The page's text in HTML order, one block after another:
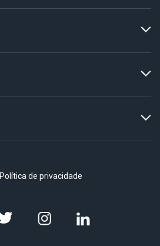
Política de privacidade